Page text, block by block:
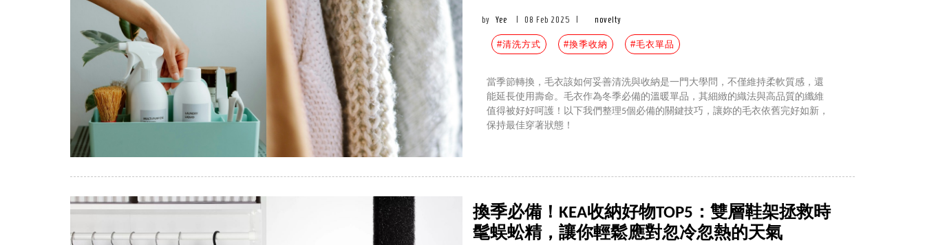
by Yee 08 Feb 2025 novelty
#清洗方式 #換季收納 #毛衣單品
當季節轉換，毛衣該如何妥善清洗與收納是一門大學問，不僅維持柔軟質感，還
能延長使用壽命。毛衣作為冬季必備的溫暖單品，其細緻的織法與高品質的纖維
值得被好好呵護！以下我們整理5個必備的關鍵技巧，讓妳的毛衣依舊完好如新，
保持最佳穿著狀態！
換季必備！KEA收納好物TOP5：雙層鞋架拯救時
髦蜈蚣精，讓你輕鬆應對忽冷忽熱的天氣